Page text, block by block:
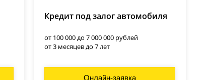
Кредит под залог автомобиля
от 100 000 до 7 000 000 рублей
от 3 месяцев до 7 лет
Онлайн-заявка